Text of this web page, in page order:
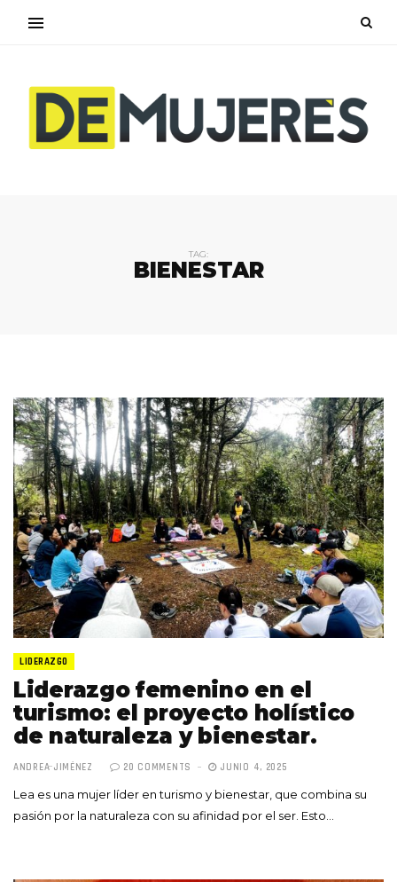
TAG:
BIENESTAR
LIDERAZGO
Liderazgo femenino en el
turismo: el proyecto holístico
de naturaleza y bienestar.
ANDREA JIMÉNEZ 20 COMMENTS JUNIO 4, 2025
Lea es una mujer líder en turismo y bienestar, que combina su
pasión por la naturaleza con su afinidad por el ser. Esto…